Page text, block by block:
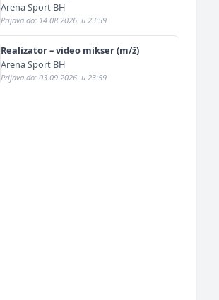
Arena Sport BH
Prijava do: 14.08.2026. u 23:59
Realizator – video mikser (m/ž)
Arena Sport BH
Prijava do: 03.09.2026. u 23:59